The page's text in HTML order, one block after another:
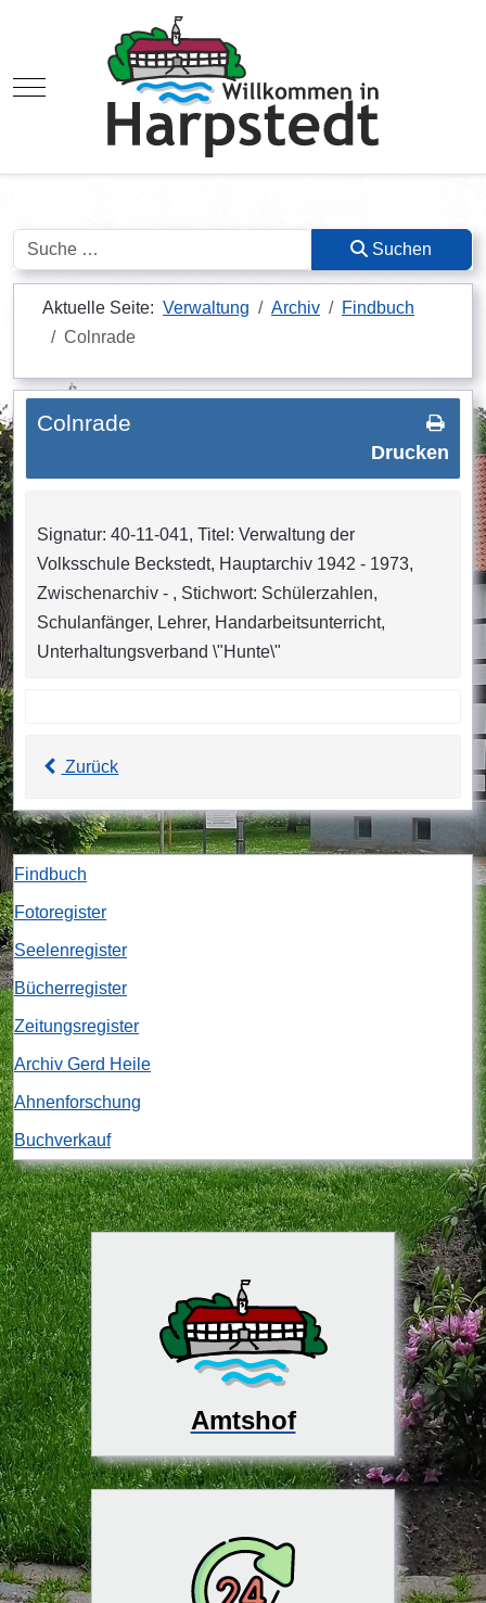
Mobile Menu Toggle
Suchen Suchen
Aktuelle Seite: Verwaltung Archiv
Findbuch
Colnrade
Drucken
Colnrade
Signatur: 40-11-041, Titel: Verwaltung der
Volksschule Beckstedt, Hauptarchiv 1942 - 1973,
Zwischenarchiv - , Stichwort: Schülerzahlen,
Schulanfänger, Lehrer, Handarbeitsunterricht,
Unterhaltungsverband \"Hunte\"
Zurück
Findbuch
Fotoregister
Seelenregister
Bücherregister
Zeitungsregister
Archiv Gerd Heile
Ahnenforschung
Buchverkauf
Amtshof